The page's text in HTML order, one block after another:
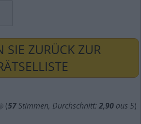
SIE ZURÜCK ZUR
(57Stimmen, Durchschnitt: 2,90 aus 5)